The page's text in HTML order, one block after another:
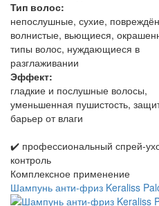
Тип волос:
непослушные, сухие,
волнистые, вьющиеся,
типы волос, нуждающиеся в
разглаживании
Эффект:
гладкие и послушные волосы,
уменьшенная пушистость,
барьер от влаги
✔️ профессиональный
контроль
Комплексное применение
Шампунь анти-фриз Keraliss